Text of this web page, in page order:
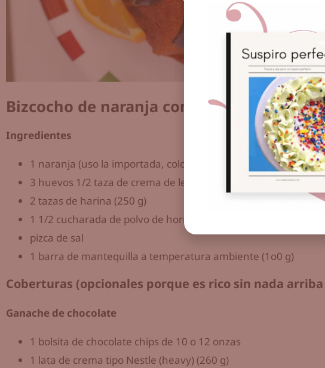
Bizcocho de naranja con ganache de
Ingredientes
1 naranja (uso la importada, color naranja) 1 1/2 taza de
3 huevos 1/2 taza de crema de leche (uso la de lata Nestlé es
2 tazas de harina (250 g)
1 1/2 cucharada de polvo de hornear (15 g)
pizca de sal
1 barra de mantequilla a temperatura ambiente (1o0 g)
Coberturas (opcionales porque es rico sin nada
Ganache de chocolate
1 bolsita de chocolate chips de 10 o 12 onzas
1 lata de crema tipo Nestle (heavy) (260 g)